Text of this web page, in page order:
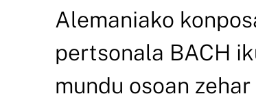
Alemaniako
pertsonala BACH
mundu osoan